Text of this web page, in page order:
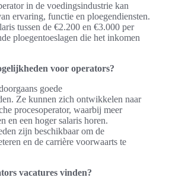
in de voedingsindustrie kan
ervaring, functie en ploegendiensten.
tussen de €2.200 en €3.000 per
ploegentoeslagen die het inkomen
voor operators?
goede
Ze kunnen zich ontwikkelen naar
procesoperator, waarbij meer
en een hoger salaris horen.
zijn beschikbaar om de
en de carrière voorwaarts te
vacatures vinden?